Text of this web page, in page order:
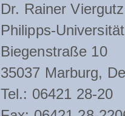
Dr. Rainer Viergutz
Philipps-
Biegenstraße 10
35037 Marburg,
Tel.: 06421 28-20